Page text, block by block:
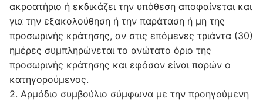
ακροατήριο ή εκδικάζει την υπόθεση αποφαίνεται και
για την εξακολούθηση ή την παράταση ή μη της
προσωρινής κράτησης, αν στις επόμενες τριάντα (30)
ημέρες συμπληρώνεται το ανώτατο όριο της
προσωρινής κράτησης και εφόσον είναι παρών ο
κατηγορούμενος.
2. Αρμόδιο συμβούλιο σύμφωνα με την προηγούμενη